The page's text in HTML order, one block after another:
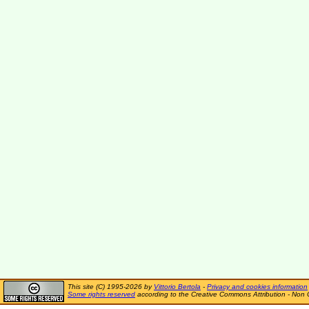
This site (C) 1995-2026 by Vittorio Bertola - Privacy and cookies information
Some rights reserved according to the Creative Commons Attribution - Non